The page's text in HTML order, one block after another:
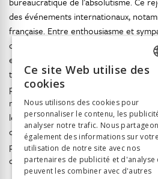
des événements internationaux,
française. Entre enthousiasme et
ci, même aux moments dramatiques
et de la Terreur. « Mon âme a
t-il en 1796, lorsqu’il accepte de
provisoire de Milan nommée par
mort en juin 1797 22. Par «
le choix d’un régime étatique, que
conduit à la vie politique active, à quoi
principes fondamentaux de la liberté
des droits.
Ce site Web utilise des
cookies
Nous utilisons des cookies pour
personnaliser le contenu, les
analyser notre trafic. Nous
également des informations sur votre
utilisation de notre site avec nos
partenaires de publicité et d'analyse
peuvent les combiner avec d'autres